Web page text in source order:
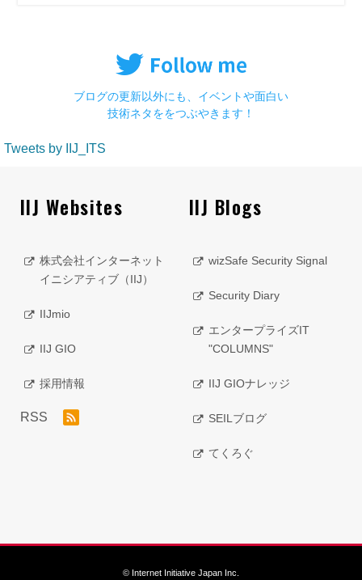
ブログの更新以外にも、イベントや面白い
技術ネタををつぶやきます！
Tweets by IIJ_ITS
IIJ Websites
株式会社インターネット
イニシアティブ（IIJ）
IIJmio
IIJ GIO
採用情報
RSS
IIJ Blogs
wizSafe Security Signal
Security Diary
エンタープライズIT
"COLUMNS"
IIJ GIOナレッジ
SEILブログ
てくろぐ
© Internet Initiative Japan Inc.